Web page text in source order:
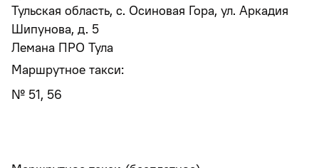
Тульская область, с. Осиновая Гора, ул. Аркадия
Шипунова, д. 5
Лемана ПРО Тула
Маршрутное такси:
№ 51, 56